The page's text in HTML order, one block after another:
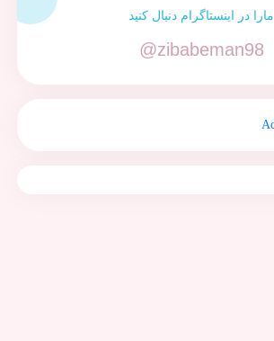
مارا در اینستاگرام دنبال کنید
@zibabeman98